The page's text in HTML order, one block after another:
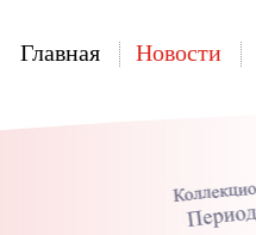
Главная Новости